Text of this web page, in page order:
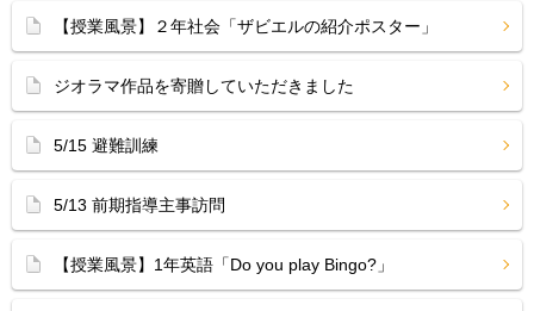
【授業風景】２年社会「ザビエルの紹介ポスター」
ジオラマ作品を寄贈していただきました
5/15 避難訓練
5/13 前期指導主事訪問
【授業風景】1年英語「Do you play Bingo?」